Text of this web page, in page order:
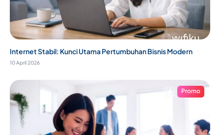
Internet Stabil: Kunci Utama Pertumbuhan Bisnis Modern
10 April 2026
Promo